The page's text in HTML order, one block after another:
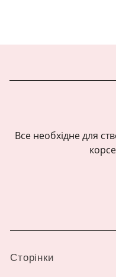
Все необхідне для
Сторінки